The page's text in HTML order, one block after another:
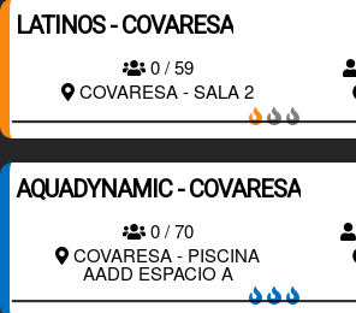
LATINOS - COVARESA
0 / 59
COVARESA - SALA 2
AQUADYNAMIC - COVARESA
0 / 70
COVARESA - PISCINA
AADD ESPACIO A
RESERVAR